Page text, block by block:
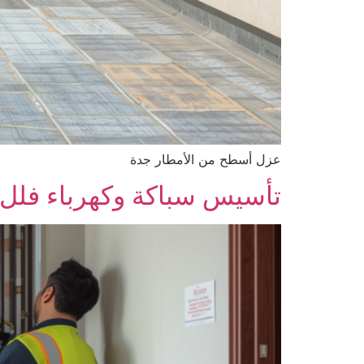
عزل أسطح من الأمطار جدة
تأسيس سباكة وكهرباء